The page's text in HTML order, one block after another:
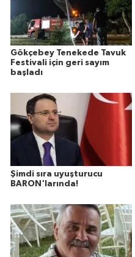
Gökçebey Tenekede Tavuk
Festivali için geri sayım
başladı
Şimdi sıra uyuşturucu
BARON'larında!